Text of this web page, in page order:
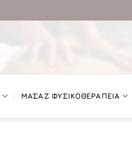
ΜΑΣΑΖ ΦΥΣΙΚΟΘΕΡΑΠΕΙΑ